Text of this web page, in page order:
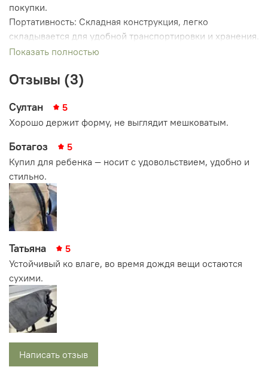
покупки.
Портативность: Складная конструкция, легко
складывается для удобной транспортировки и хранения.
Легкость: Идеальна для занятий спортом, обеспечивая
Универсальность: Различные методы крепления спинки
отвечают вашим потребностям. Можно свободно
заменять и переносить, подстраиваясь под ваш стиль
Размер: 22 x 22 x 32 см (Д x Ш x В).
Идеально подходит для:
Спорта
Прогулок
Путешествий
Повседневного использования
Эта легкая и удобная спортивная сумка сочетает в себе
функциональность, стиль и практичность, обеспечивая
комфорт и универсальность в любой ситуации.
Показать полностью
Отзывы (3)
Султан
5
Хорошо держит форму, не выглядит мешковатым.
Ботагоз
5
Купил для ребенка — носит с удовольствием, удобно и
стильно.
Татьяна
5
Устойчивый ко влаге, во время дождя вещи остаются
сухими.
Написать отзыв